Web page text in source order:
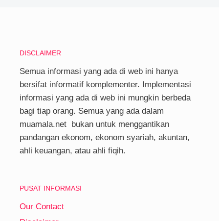
DISCLAIMER
Semua informasi yang ada di web ini hanya
bersifat informatif komplementer. Implementasi
informasi yang ada di web ini mungkin berbeda
bagi tiap orang. Semua yang ada dalam
muamala.net bukan untuk menggantikan
pandangan ekonom, ekonom syariah, akuntan,
ahli keuangan, atau ahli fiqih.
PUSAT INFORMASI
Our Contact